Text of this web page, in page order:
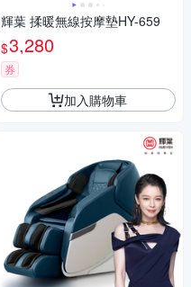
輝葉 揉暖無線按摩墊HY-659
$3,280
券
加入購物車